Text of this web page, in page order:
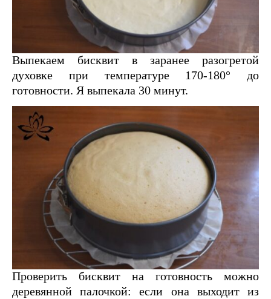
Выпекаем бисквит в заранее разогретой
духовке при температуре 170-180° до
готовности. Я выпекала 30 минут.
Проверить бисквит на готовность можно
деревянной палочкой: если она выходит из